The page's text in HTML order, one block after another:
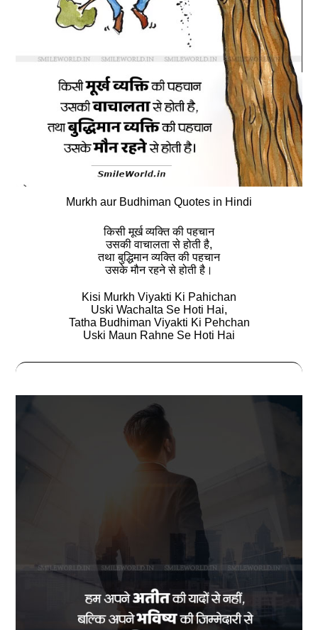
Murkh aur Budhiman Quotes in Hindi
किसी मूर्ख व्‍यक्ति की पहचान
उसकी वाचालता से होती है,
तथा बुद्धिमान व्‍यक्ति की पहचान
उसके मौन रहने से होती है।
Kisi Murkh Viyakti Ki Pahichan
Uski Wachalta Se Hoti Hai,
Tatha Budhiman Viyakti Ki Pehchan
Uski Maun Rahne Se Hoti Hai